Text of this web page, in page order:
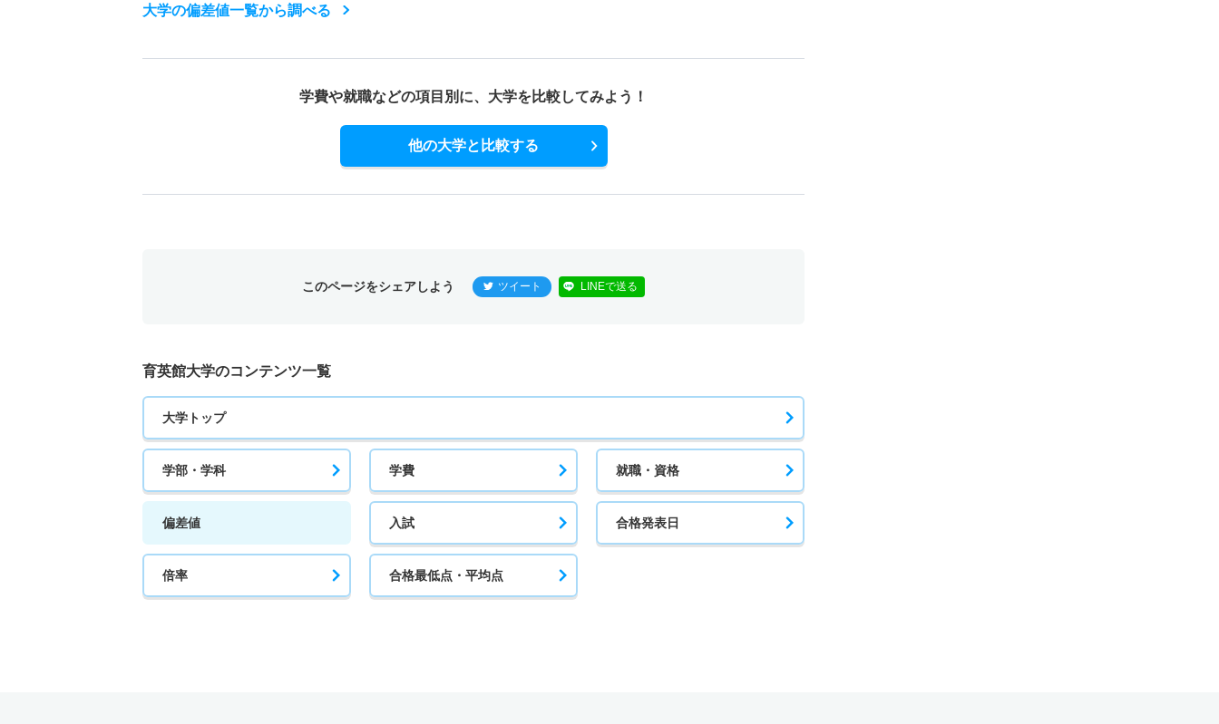
大学の偏差値一覧から調べる
学費や就職などの項目別に、 大学を比較してみよう！
他の大学と比較する
このページをシェアしよう ツイート LINEで送る
育英館大学のコンテンツ一覧
大学トップ
学部・学科 学費 就職・資格
偏差値 入試 合格発表日
倍率 合格最低点・平均点